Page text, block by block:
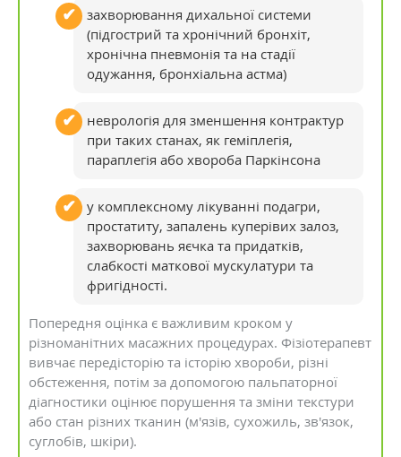
захворювання дихальної системи
(підгострий та хронічний бронхіт,
хронічна пневмонія та на стадії
одужання, бронхіальна астма)
неврологія для зменшення контрактур
при таких станах, як геміплегія,
параплегія або хвороба Паркінсона
у комплексному лікуванні подагри,
простатиту, запалень куперівих залоз,
захворювань яєчка та придатків,
слабкості маткової мускулатури та
фригідності.
Попередня оцінка є важливим кроком у
різноманітних масажних процедурах. Фізіотерапевт
вивчає передісторію та історію хвороби, різні
обстеження, потім за допомогою пальпаторної
діагностики оцінює порушення та зміни текстури
або стан різних тканин (м'язів, сухожиль, зв'язок,
суглобів, шкіри).